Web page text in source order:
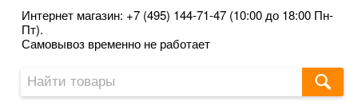
Интернет магазин: +7 (495) 144-71-47 (10:00 до 18:00 Пн-
Пт).
Самовывоз временно не работает